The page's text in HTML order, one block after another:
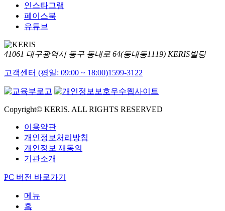
인스타그램
페이스북
유튜브
41061 대구광역시 동구 동내로 64(동내동1119) KERIS빌딩
고객센터 (평일: 09:00 ~ 18:00)1599-3122
Copyright© KERIS. ALL RIGHTS RESERVED
이용약관
개인정보처리방침
개인정보 재동의
기관소개
PC 버전 바로가기
메뉴
홈